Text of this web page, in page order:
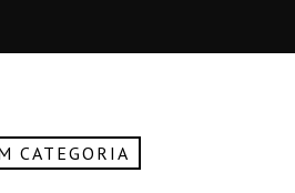
CATEGORIA